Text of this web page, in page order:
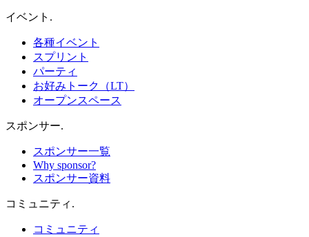
イベント .
各種イベント
スプリント
パーティ
お好みトーク（LT）
オープンスペース
スポンサー.
スポンサー一覧
Why sponsor?
スポンサー資料
コミュニティ .
コミュニティ